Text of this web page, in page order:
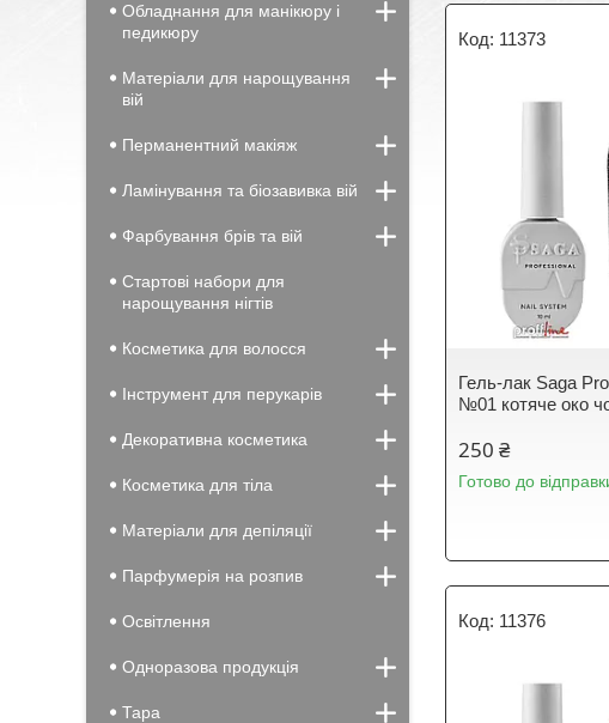
11373
Гель-лак Saga
№01 котяче око
250 ₴
Готово до
11376
Обладнання для манікюру і
педикюру
Матеріали для нарощування
вій
Перманентний макіяж
Ламінування та біозавивка вій
Фарбування брів та вій
Стартові набори для
нарощування нігтів
Косметика для волосся
Інструмент для перукарів
Декоративна косметика
Косметика для тіла
Матеріали для депіляції
Парфумерія на розпив
Освітлення
Одноразова продукція
Тара